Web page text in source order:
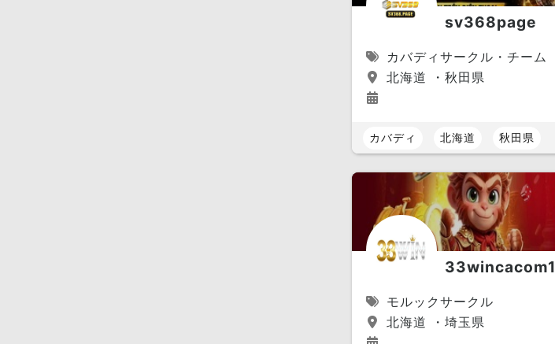
sv368page
カバディサークル・チーム
北海道 ・秋田県
カバディ 北海道 秋田県
33wincacom1
モルックサークル
北海道 ・埼玉県